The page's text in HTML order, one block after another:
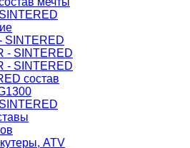
SINTERED
- SINTERED
- SINTERED
состав
ATV